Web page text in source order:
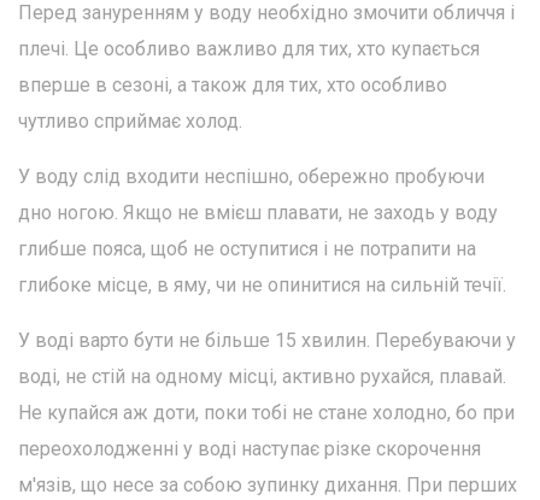
Перед зануренням у воду необхідно змочити обличчя і
плечі. Це особливо важливо для тих, хто купається
вперше в сезоні, а також для тих, хто особливо
чутливо сприймає холод.
У воду слід входити неспішно, обережно пробуючи
дно ногою. Якщо не вмієш плавати, не заходь у воду
глибше пояса, щоб не оступитися і не потрапити на
глибоке місце, в яму, чи не опинитися на сильній течії.
У воді варто бути не більше 15 хвилин. Перебуваючи у
воді, не стій на одному місці, активно рухайся, плавай.
Не купайся аж доти, поки тобі не стане холодно, бо при
переохолодженні у воді наступає різке скорочення
м'язів, що несе за собою зупинку дихання. При перших